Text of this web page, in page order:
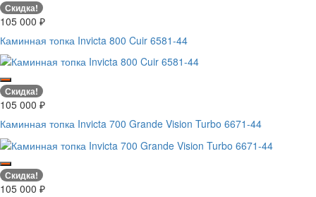
Скидка!
105 000 ₽
Каминная топка Invicta 800 Cuir 6581-44
Скидка!
105 000 ₽
Каминная топка Invicta 700 Grande Vision Turbo 6671-44
Скидка!
105 000 ₽